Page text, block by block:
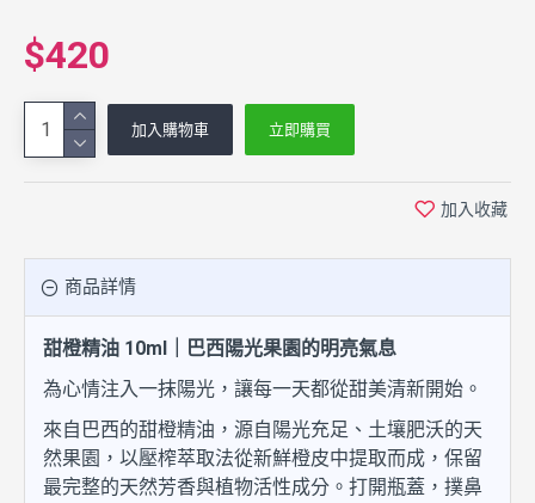
$420
加入購物車 立即購買
加入收藏
商品詳情
甜橙精油 10ml｜巴西陽光果園的明亮氣息
為心情注入一抹陽光，讓每一天都從甜美清新開始。
來自巴西的甜橙精油，源自陽光充足、土壤肥沃的天
然果園，以壓榨萃取法從新鮮橙皮中提取而成，保留
最完整的天然芳香與植物活性成分。打開瓶蓋，撲鼻